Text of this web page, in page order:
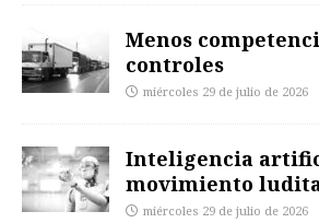
Menos
controles
miércoles 29 de julio de 2026
Inteligencia
movimiento
miércoles 29 de julio de 2026